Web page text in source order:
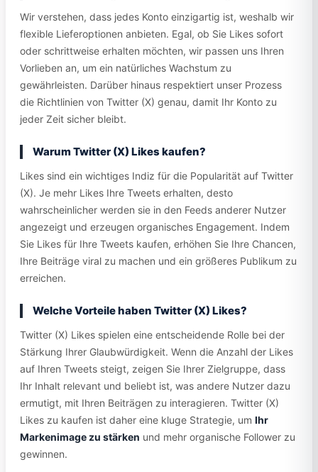
Wir verstehen, dass jedes Konto einzigartig ist, weshalb wir
flexible Lieferoptionen anbieten. Egal, ob Sie Likes sofort
oder schrittweise erhalten möchten, wir passen uns Ihren
Vorlieben an, um ein natürliches Wachstum zu
gewährleisten. Darüber hinaus respektiert unser Prozess
die Richtlinien von Twitter (X) genau, damit Ihr Konto zu
jeder Zeit sicher bleibt.
Warum Twitter (X) Likes kaufen?
Likes sind ein wichtiges Indiz für die Popularität auf Twitter
(X). Je mehr Likes Ihre Tweets erhalten, desto
wahrscheinlicher werden sie in den Feeds anderer Nutzer
angezeigt und erzeugen organisches Engagement. Indem
Sie Likes für Ihre Tweets kaufen, erhöhen Sie Ihre Chancen,
Ihre Beiträge viral zu machen und ein größeres Publikum zu
erreichen.
Welche Vorteile haben Twitter (X) Likes?
Twitter (X) Likes spielen eine entscheidende Rolle bei der
Stärkung Ihrer Glaubwürdigkeit. Wenn die Anzahl der Likes
auf Ihren Tweets steigt, zeigen Sie Ihrer Zielgruppe, dass
Ihr Inhalt relevant und beliebt ist, was andere Nutzer dazu
ermutigt, mit Ihren Beiträgen zu interagieren. Twitter (X)
Likes zu kaufen ist daher eine kluge Strategie, um Ihr
Markenimage zu stärken und mehr organische Follower zu
gewinnen.